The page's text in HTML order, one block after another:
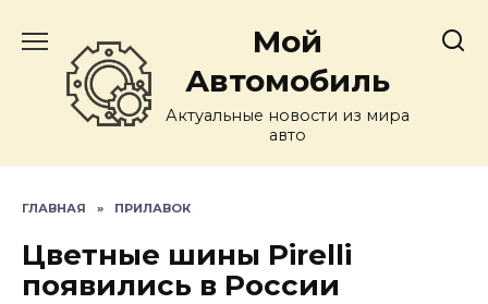
содержанию
Мой
Автомобиль
Актуальные новости из мира
авто
ГЛАВНАЯ » ПРИЛАВОК
Цветные шины Pirelli
появились в России